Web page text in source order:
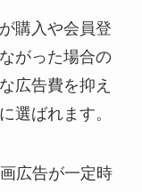
購入や会員登
がった場合の
広告費を抑え
選ばれます。
広告が一定時